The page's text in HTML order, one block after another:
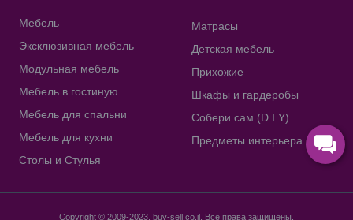
Мебель
Эксклюзивная мебель
Модульная мебель
Мебель в гостиную
Мебель для спальни
Мебель для кухни
Столы и Стулья
Матрасы
Детская мебель
Прихожие
Шкафы и гардеробы
Собери сам (D.I.Y)
Предметы интерьера
Copyright © 2009-2023, buy-sell.co.il, Все права защищены.